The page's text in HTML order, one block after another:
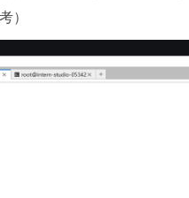
）